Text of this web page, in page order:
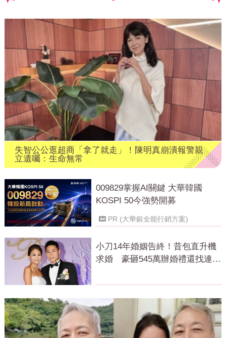
失智公公逛超商「拿了就走」！陳明真崩潰報警親
立遺囑：生命無常
009829掌握AI關鍵 大華韓國
KOSPI 50今強勢開募
PR (大華銀全能行銷方案)
小刀14年婚姻告終！昔包直升機
求婚 豪砸545萬辦婚禮還找連戰